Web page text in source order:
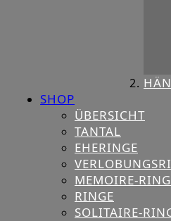
SHOP
ÜBERSICHT
TANTAL
EHERINGE
MEMOIRE-
RINGE
SOLITAIRE-